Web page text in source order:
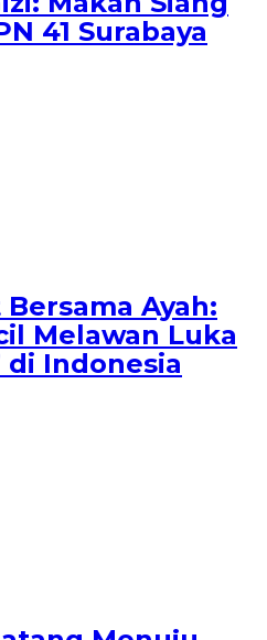
41 Surabaya
Ayah:
Melawan Luka
di Indonesia